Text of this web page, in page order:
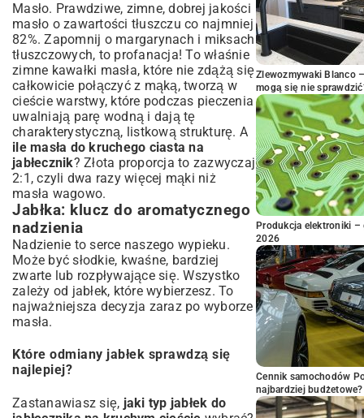
Masło. Prawdziwe, zimne, dobrej jakości
masło o zawartości tłuszczu co najmniej
82%. Zapomnij o margarynach i miksach
tłuszczowych, to profanacja! To właśnie
zimne kawałki masła, które nie zdążą się
całkowicie połączyć z mąką, tworzą w
cieście warstwy, które podczas pieczenia
uwalniają parę wodną i dają tę
charakterystyczną, listkową strukturę. A
ile masła do kruchego ciasta na
jabłecznik? Złota proporcja to zazwyczaj
2:1, czyli dwa razy więcej mąki niż
masła wagowo.
Jabłka: klucz do aromatycznego
nadzienia
Nadzienie to serce naszego wypieku.
Może być słodkie, kwaśne, bardziej
zwarte lub rozpływające się. Wszystko
zależy od jabłek, które wybierzesz. To
najważniejsza decyzja zaraz po wyborze
masła.
Które odmiany jabłek sprawdzą się
najlepiej?
Zastanawiasz się, jaki typ jabłek do
Zlewozmywaki Blanco
mogą się nie
Produkcja elektroniki –
2026
Cennik samochodów
najbardziej budżetowe?